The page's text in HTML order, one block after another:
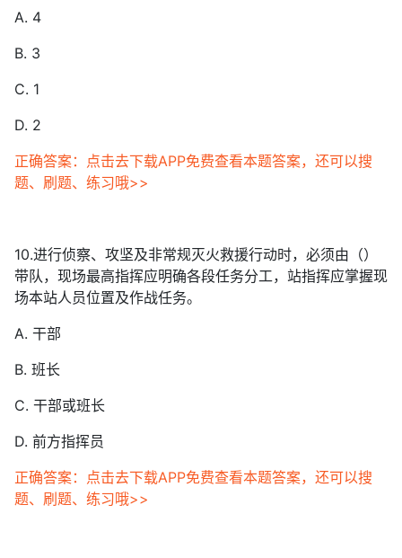
A. 4
B. 3
C. 1
D. 2
正确答案：点击去下载APP免费查看本题答案，还可以搜
题、刷题、练习哦>>
10.进行侦察、攻坚及非常规灭火救援行动时，必须由（）
带队，现场最高指挥应明确各段任务分工，站指挥应掌握现
场本站人员位置及作战任务。
A. 干部
B. 班长
C. 干部或班长
D. 前方指挥员
正确答案：点击去下载APP免费查看本题答案，还可以搜
题、刷题、练习哦>>